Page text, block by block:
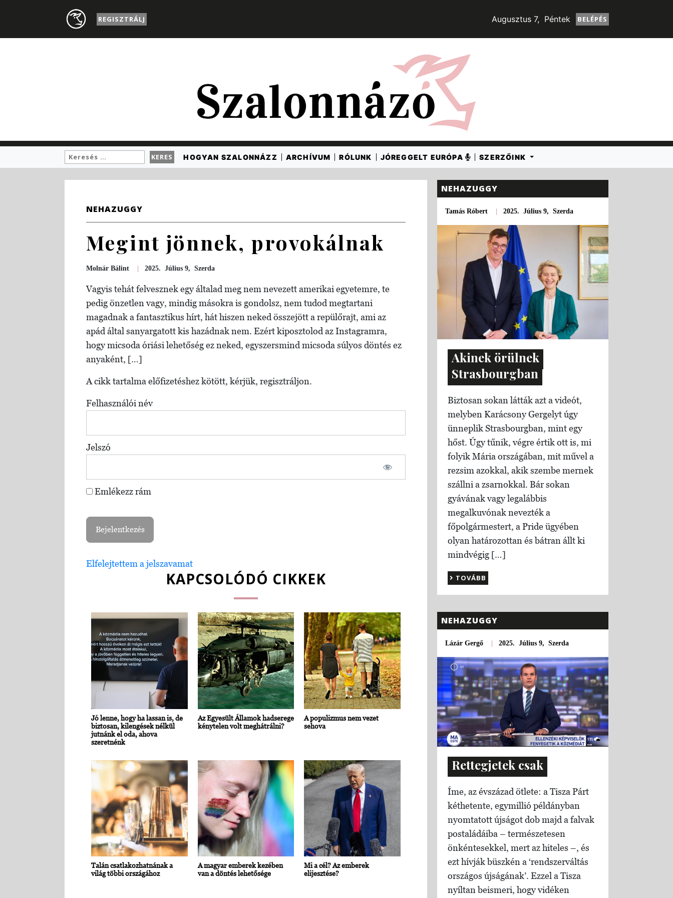
REGISZTRÁLJ Augusztus 7, Péntek BELÉPÉS
HOGYAN SZALONNÁZZ ARCHÍVUM RÓLUNK JÓREGGELT EURÓPA SZERZŐINK
NEHAZUGGY
Megint jönnek, provokálnak
Molnár Bálint |2025. Július 9, Szerda
Vagyis tehát felvesznek egy általad meg nem nevezett amerikai egyetemre, te
pedig önzetlen vagy, mindig másokra is gondolsz, nem tudod megtartani
magadnak a fantasztikus hírt, hát hiszen neked összejött a repülőrajt, ami az
apád által sanyargatott kis hazádnak nem. Ezért kiposztolod az Instagramra,
hogy micsoda óriási lehetőség ez neked, egyszersmind micsoda súlyos döntés ez
anyaként, […]
A cikk tartalma előfizetéshez kötött, kérjük, regisztráljon.
Felhasználói név
Jelszó
Emlékezz rám
Elfelejtettem a jelszavamat
KAPCSOLÓDÓ CIKKEK
Jó lenne, hogy ha lassan is, de
biztosan, kilengések nélkül
jutnánk el oda, ahova
szeretnénk
Az Egyesült Államok hadserege
kénytelen volt meghátrálni?
A populizmus nem vezet
sehova
Talán csatlakozhatnának a
világ többi országához
A magyar emberek kezében
van a döntés lehetősége
Mi a cél? Az emberek
elijesztése?
NEHAZUGGY
Tamás Róbert |2025. Július 9, Szerda
Akinek örülnek
Strasbourgban
Biztosan sokan látták azt a videót,
melyben Karácsony Gergelyt úgy
ünneplik Strasbourgban, mint egy
hőst. Úgy tűnik, végre értik ott is, mi
folyik Mária országában, mit művel a
rezsim azokkal, akik szembe mernek
szállni a zsarnokkal. Bár sokan
gyávának vagy legalábbis
megalkuvónak nevezték a
főpolgármestert, a Pride ügyében
olyan határozottan és bátran állt ki
mindvégig […]
TOVÁBB
NEHAZUGGY
Lázár Gergő |2025. Július 9, Szerda
Rettegjetek csak
Íme, az évszázad ötlete: a Tisza Párt
kéthetente, egymillió példányban
nyomtatott újságot dob majd a falvak
postaládáiba – természetesen
önkéntesekkel, mert az hiteles –, és
ezt hívják büszkén a ‘rendszerváltás
országos újságának’. Ezzel a Tisza
nyíltan beismeri, hogy vidéken